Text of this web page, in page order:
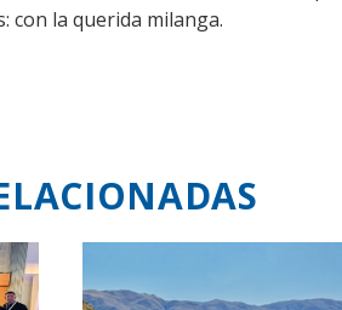
con la querida milanga.